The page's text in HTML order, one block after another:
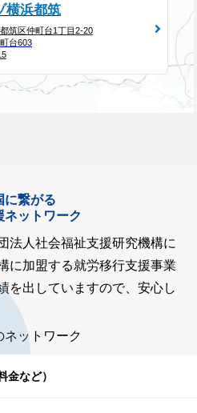
横浜都筑
筑区仲町台1丁目2-20
台603
に繋がる
ネットワーク
法人社会福祉支援研究機構に
に加盟する就労移行支援事業
を出していますので、安心し
金など）